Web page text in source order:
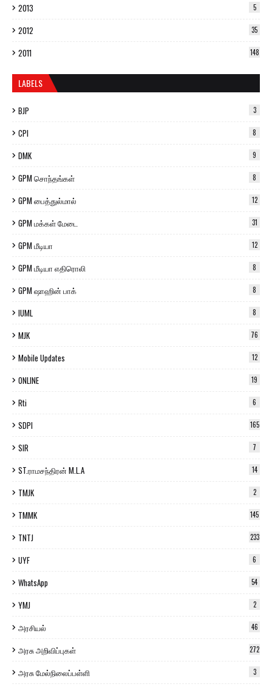
2013 5
2012 35
2011 148
LABELS
BJP 3
CPI 8
DMK 9
GPM சொந்தங்கள் 8
GPM பைத்துல்மால் 12
GPM மக்கள் மேடை 31
GPM மீடியா 12
GPM மீடியா எதிரொலி 8
GPM ஷாஹின் பாக் 8
IUML 8
MJK 76
Mobile Updates 12
ONLINE 19
Rti 6
SDPI 165
SIR 7
ST.ராமசந்திரன் M.L.A 14
TMJK 2
TMMK 145
TNTJ 233
UYF 6
WhatsApp 54
YMJ 2
அரசியல் 46
அரசு அறிவிப்புகள் 272
அரசு மேல்நிலைப்பள்ளி 3